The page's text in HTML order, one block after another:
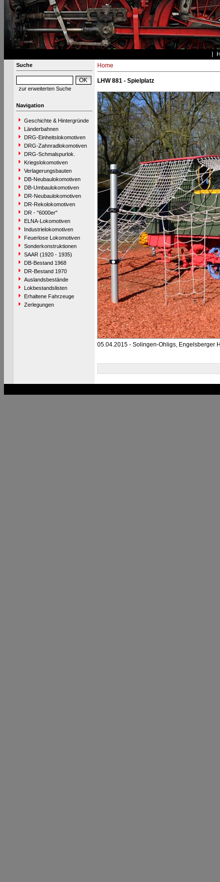
Suche
zur erweiterten Suche
Navigation
Geschichte & Hintergründe
Länderbahnen
DRG-Einheitslokomotiven
DRG-Zahnradlokomotiven
DRG-Schmalspurlok.
Kriegslokomotiven
Verlagerungsbauten
DB-Neubaulokomotiven
DB-Umbaulokomotiven
DR-Neubaulokomotiven
DR-Rekolokomotiven
DR - "6000er"
ELNA-Lokomotiven
Industrielokomotiven
Feuerlose Lokomotiven
Sonderkonstruktionen
SAAR (1920 - 1935)
DB-Bestand 1968
DR-Bestand 1970
Auslandsbestände
Lokbestandslisten
Erhaltene Fahrzeuge
Zerlegungen
Home
LHW 881 - Spielplatz
05.04.2015 - Solingen-Ohligs, Engelsberger